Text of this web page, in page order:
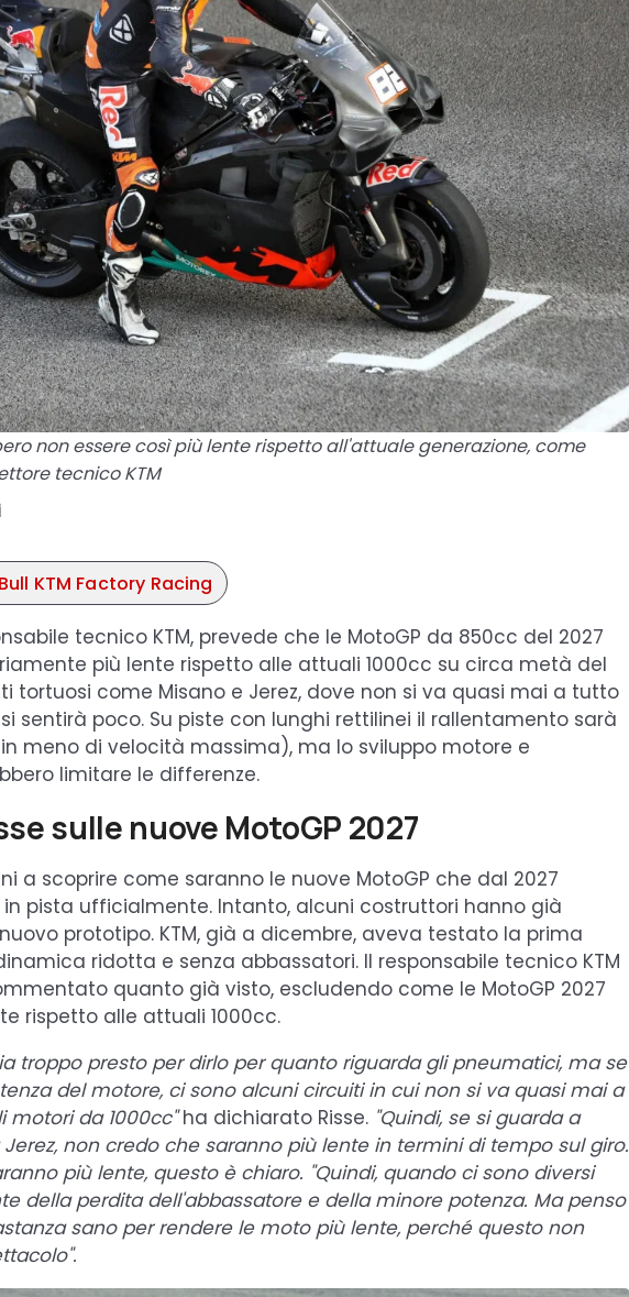
non essere così più lente rispetto all'attuale generazione, come
tecnico KTM
KTM Factory Racing
tecnico KTM, prevede che le MotoGP da 850cc del 2027
più lente rispetto alle attuali 1000cc su circa metà del
tortuosi come Misano e Jerez, dove non si va quasi mai a tutto
sentirà poco. Su piste con lunghi rettilinei il rallentamento sarà
meno di velocità massima), ma lo sviluppo motore e
limitare le differenze.
sulle nuove MotoGP 2027
a scoprire come saranno le nuove MotoGP che dal 2027
pista ufficialmente. Intanto, alcuni costruttori hanno già
prototipo. KTM, già a dicembre, aveva testato la prima
ridotta e senza abbassatori. Il responsabile tecnico KTM
quanto già visto, escludendo come le MotoGP 2027
rispetto alle attuali 1000cc.
troppo presto per dirlo per quanto riguarda gli pneumatici, ma se
del motore, ci sono alcuni circuiti in cui non si va quasi mai a
da 1000cc"ha dichiarato Risse. "Quindi, se si guarda a
non credo che saranno più lente in termini di tempo sul giro.
più lente, questo è chiaro. "Quindi, quando ci sono diversi
della perdita dell'abbassatore e della minore potenza. Ma penso
sano per rendere le moto più lente, perché questo non